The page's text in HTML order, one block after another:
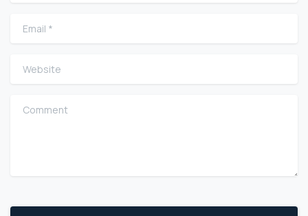
Email
Website
Comment